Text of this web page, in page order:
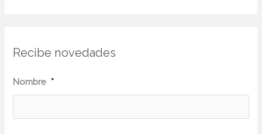
Recibe novedades
Nombre *
o